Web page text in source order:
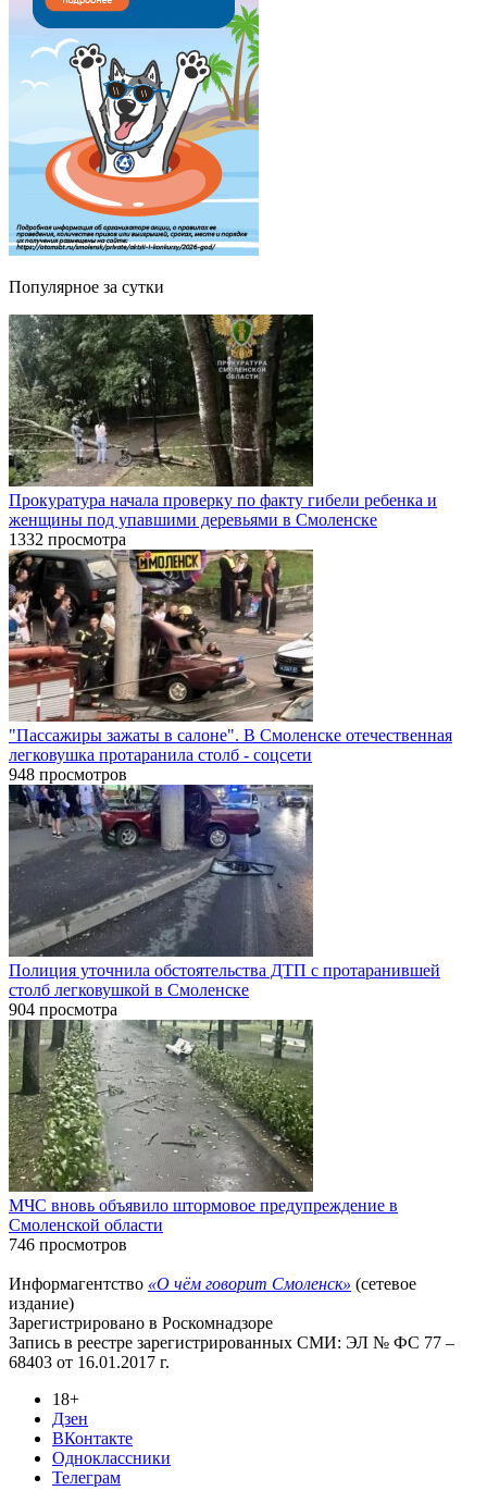
Популярное за сутки
Прокуратура начала проверку по факту гибели ребенка и
женщины под упавшими деревьями в Смоленске
1332 просмотра
"Пассажиры зажаты в салоне". В Смоленске отечественная
легковушка протаранила столб - соцсети
948 просмотров
Полиция уточнила обстоятельства ДТП с протаранившей
столб легковушкой в Смоленске
904 просмотра
МЧС вновь объявило штормовое предупреждение в
Смоленской области
746 просмотров
Информагентство «О чём говорит Смоленск» (сетевое
издание)
Зарегистрировано в Роскомнадзоре
Запись в реестре зарегистрированных СМИ: ЭЛ № ФС 77 –
68403 от 16.01.2017 г.
18+
Дзен
ВКонтакте
Одноклассники
Телеграм